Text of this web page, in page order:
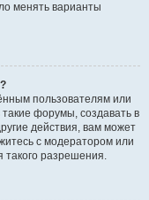
менять варианты
пользователям или
форумы, создавать в
действия, вам может
с модератором или
разрешения.